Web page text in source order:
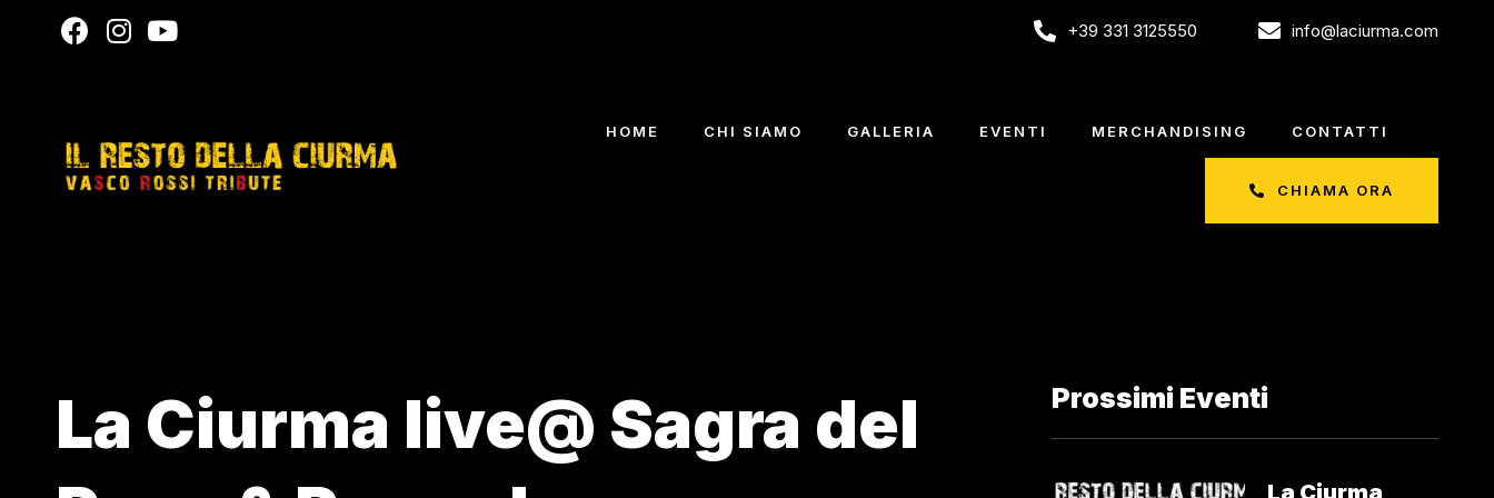
+39 331 3125550 info@laciurma.com
HOME CHI SIAMO GALLERIA EVENTI MERCHANDISING CONTATTI
CHIAMA ORA
La Ciurma live@ Sagra del
Prossimi Eventi